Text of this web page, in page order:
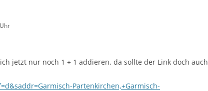
jetzt nur noch 1 + 1 addieren, da sollte der Link doch auch
Partenkirchen,+Garmisch-